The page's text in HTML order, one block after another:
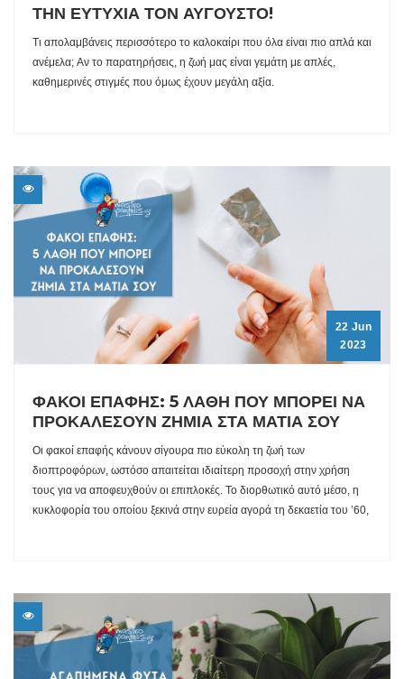
ΤΗΝ ΕΥΤΥΧΙΑ ΤΟΝ ΑΥΓΟΥΣΤΟ!
Τι απολαμβάνεις περισσότερο το καλοκαίρι που όλα είναι πιο απλά και
ανέμελα; Αν το παρατηρήσεις, η ζωή μας είναι γεμάτη με απλές,
καθημερινές στιγμές που όμως έχουν μεγάλη αξία.
22 Jun
2023
ΦΑΚΟΙ ΕΠΑΦΗΣ: 5 ΛΑΘΗ ΠΟΥ ΜΠΟΡΕΙ ΝΑ
ΠΡΟΚΑΛΕΣΟΥΝ ΖΗΜΙΑ ΣΤΑ ΜΑΤΙΑ ΣΟΥ
Οι φακοί επαφής κάνουν σίγουρα πιο εύκολη τη ζωή των
διοπτροφόρων, ωστόσο απαιτείται ιδιαίτερη προσοχή στην χρήση
τους για να αποφευχθούν οι επιπλοκές. Το διορθωτικό αυτό μέσο, η
κυκλοφορία του οποίου ξεκινά στην ευρεία αγορά τη δεκαετία του ’60,